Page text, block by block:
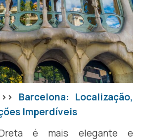
Barcelona: Localização,
Imperdíveis
é mais elegante e